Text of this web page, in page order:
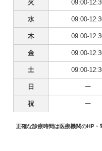
火 09:00-
水 09:00-
木 09:00-
金 09:00-
土 09:00-
日 ー
祝 ー
正確な診療時間は医療機関のHP・